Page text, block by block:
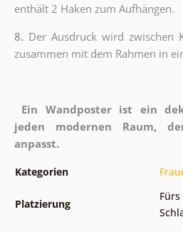
enthält 2 Haken zum Aufhängen.
8. Der Ausdruck wird zwischen
zusammen mit dem Rahmen in
Ein Wandposter ist ein
jeden modernen Raum,
anpasst.
Kategorien
Platzierung